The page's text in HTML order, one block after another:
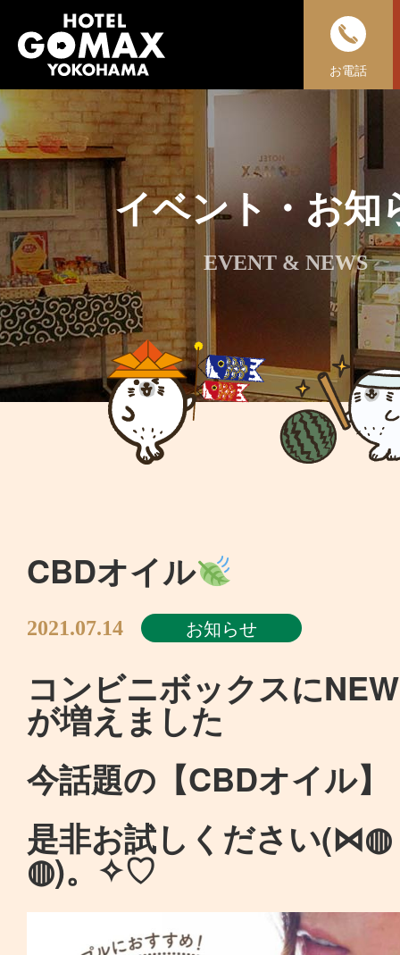
お電話
イベント・お知
EVENT & NEWS
CBDオイル
2021.07.14 お知らせ
コンビニボックスに
が増えました
今話題の【CBDオイル】
是非お試しください
◍)。✧♡